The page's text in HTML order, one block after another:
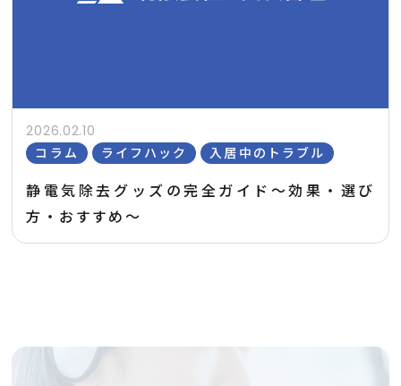
2026.02.10
コラム
ライフハック 入居中のトラブル
静電気除去グッズの完全ガイド〜効果・選び
方・おすすめ〜